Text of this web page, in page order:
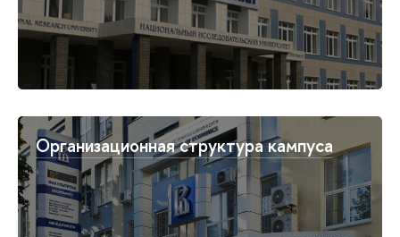
Организационная структура кампуса